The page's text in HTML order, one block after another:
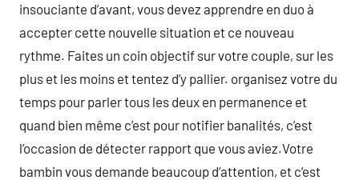
insouciante d’avant, vous devez apprendre en duo à
accepter cette nouvelle situation et ce nouveau
rythme. Faites un coin objectif sur votre couple, sur les
plus et les moins et tentez d’y pallier. organisez votre du
temps pour parler tous les deux en permanence et
quand bien même c’est pour notifier banalités, c’est
l’occasion de détecter rapport que vous aviez.Votre
bambin vous demande beaucoup d’attention, et c’est